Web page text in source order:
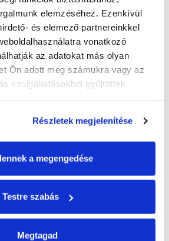
elemzéséhez. Ezenkívül
és elemező partnereinkkel
vonatkozó
az adatokat más olyan
Ön adott meg számukra vagy az
szolgáltatásokból gyűjtöttek.
Részletek megjelenítése
a megengedése
Testre szabás
Megtagad
AC VÁPASZIVACS
BŐVEBBEN